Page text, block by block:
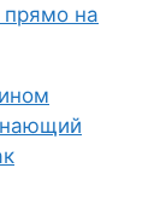
прямо на